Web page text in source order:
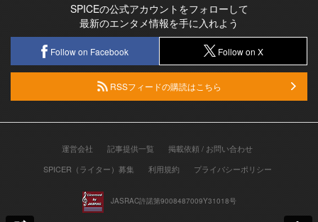
SPICEの公式アカウントをフォローして
最新のエンタメ情報を手に入れよう
Follow on Facebook Follow on X
RSSフィードの購読はこちら
運営会社 記事提供一覧
掲載依頼 / お問い合わせ
SPICER（ライター）募集
利用規約 プライバシーポリシー
JASRAC許諾第9008487009Y31018号